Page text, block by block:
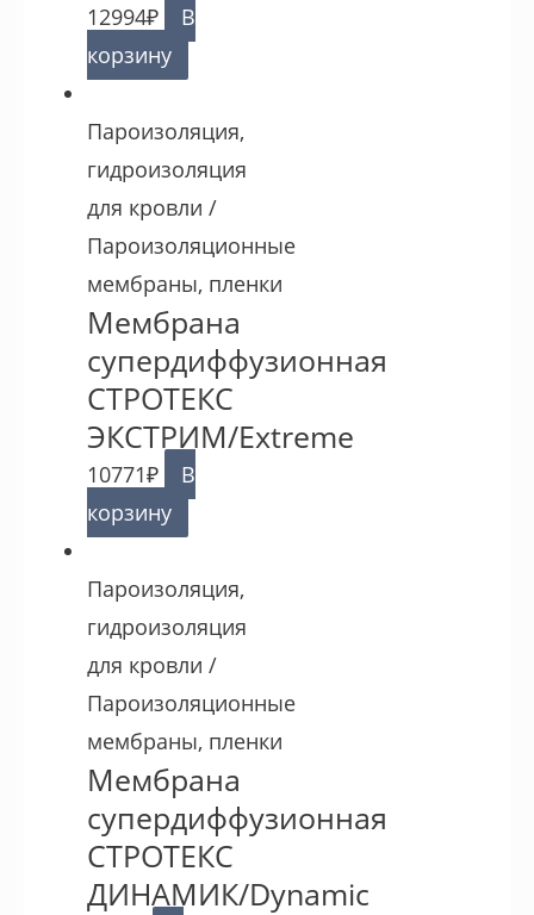
12994₽
В
корзину
Пароизоляция,
гидроизоляция
для кровли /
Пароизоляционные
мембраны, пленки
Мембрана
супердиффузионная
СТРОТЕКС
ЭКСТРИМ/Extreme
10771₽
В
корзину
Пароизоляция,
гидроизоляция
для кровли /
Пароизоляционные
мембраны, пленки
Мембрана
супердиффузионная
СТРОТЕКС
ДИНАМИК/Dynamic